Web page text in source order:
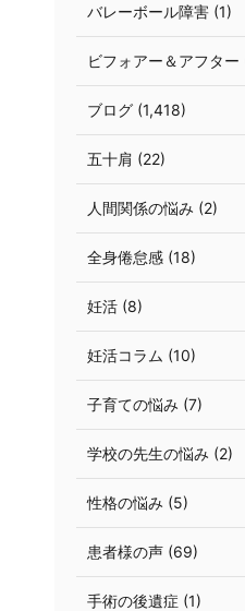
バレーボール障害 (1)
ビフォアー＆アフター
ブログ (1,418)
五十肩 (22)
人間関係の悩み (2)
全身倦怠感 (18)
妊活 (8)
妊活コラム (10)
子育ての悩み (7)
学校の先生の悩み (2)
性格の悩み (5)
患者様の声 (69)
手術の後遺症 (1)